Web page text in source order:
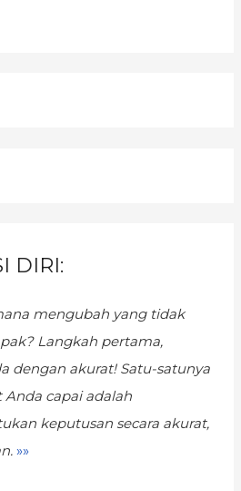
DIRI:
mengubah yang tidak
Langkah pertama,
dengan akurat! Satu-satunya
Anda capai adalah
keputusan secara akurat,
»»